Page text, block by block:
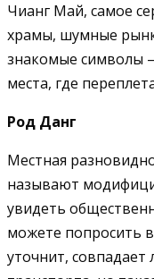
Чианг Май, самое
храмы, шумные
знакомые символы
места, где
Род Данг
Местная
называют
увидеть
можете попросить
уточнит,